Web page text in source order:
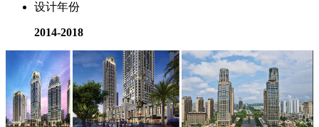
设计年份
2014-2018